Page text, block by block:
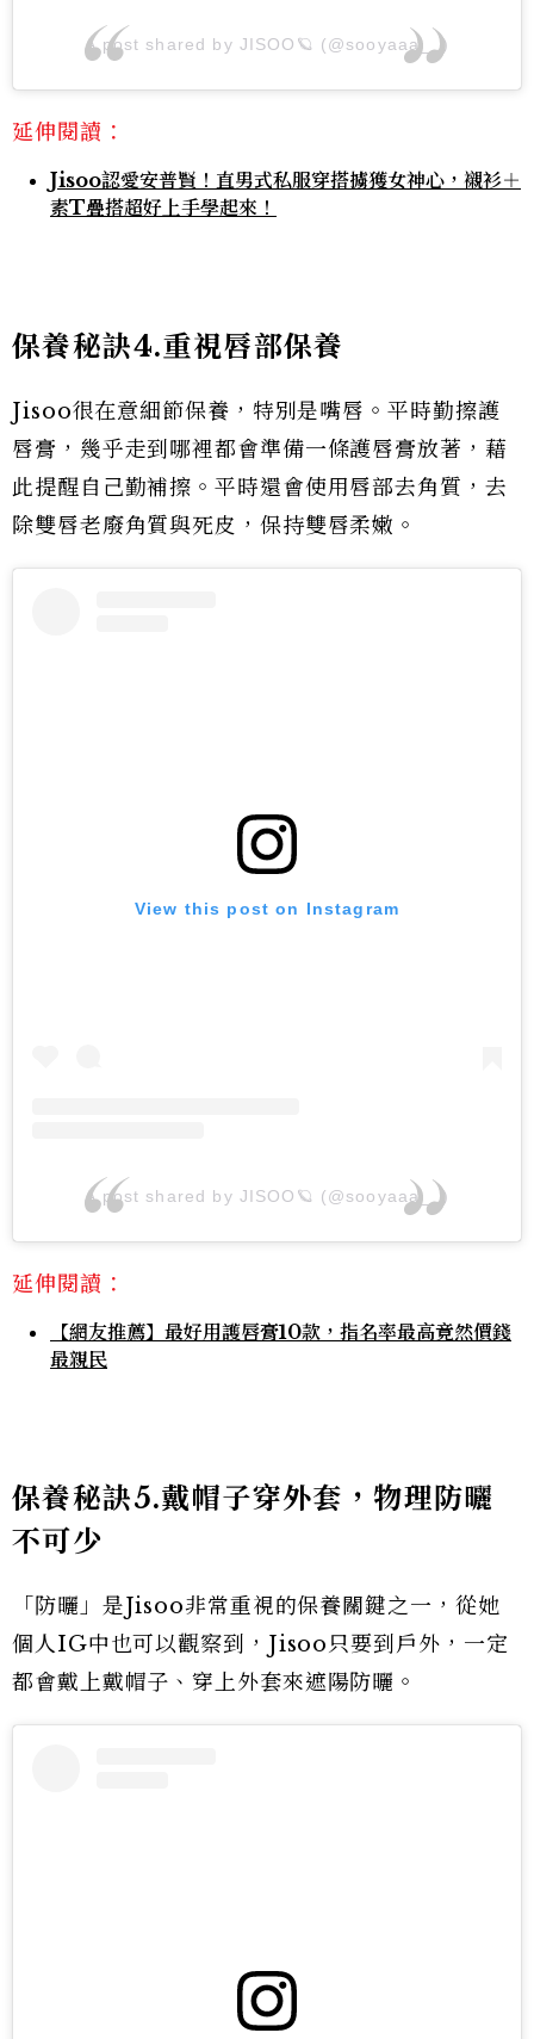
A post shared by JISOO🪐 (@sooyaaa__)
延伸閱讀：
Jisoo認愛安普賢！直男式私服穿搭擄獲女神心，襯衫＋
素T疊搭超好上手學起來！
保養秘訣4.重視唇部保養
Jisoo很在意細節保養，特別是嘴唇。平時勤擦護
唇膏，幾乎走到哪裡都會準備一條護唇膏放著，藉
此提醒自己勤補擦。平時還會使用唇部去角質，去
除雙唇老廢角質與死皮，保持雙唇柔嫩。
View this post on Instagram
A post shared by JISOO🪐 (@sooyaaa__)
延伸閱讀：
【網友推薦】最好用護唇膏10款，指名率最高竟然價錢
最親民
保養秘訣5.戴帽子穿外套，物理防曬
不可少
「防曬」是Jisoo非常重視的保養關鍵之一，從她
個人IG中也可以觀察到，Jisoo只要到戶外，一定
都會戴上戴帽子、穿上外套來遮陽防曬。